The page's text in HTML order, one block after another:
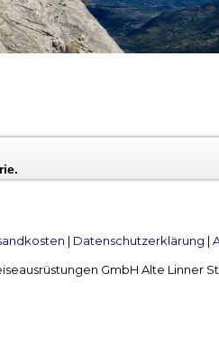
| Datenschutzerklärung |
GmbH Alte Linner